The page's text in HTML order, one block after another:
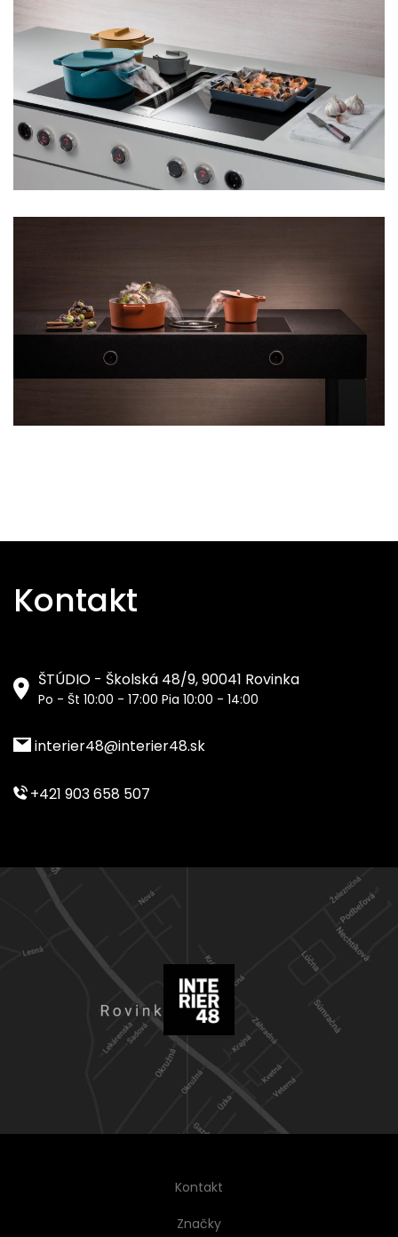
Kontakt
ŠTÚDIO - Školská 48/9, 90041 Rovinka
Po - Št 10:00 - 17:00 Pia 10:00 - 14:00
interier48@interier48.sk
+421 903 658 507
Kontakt
Značky